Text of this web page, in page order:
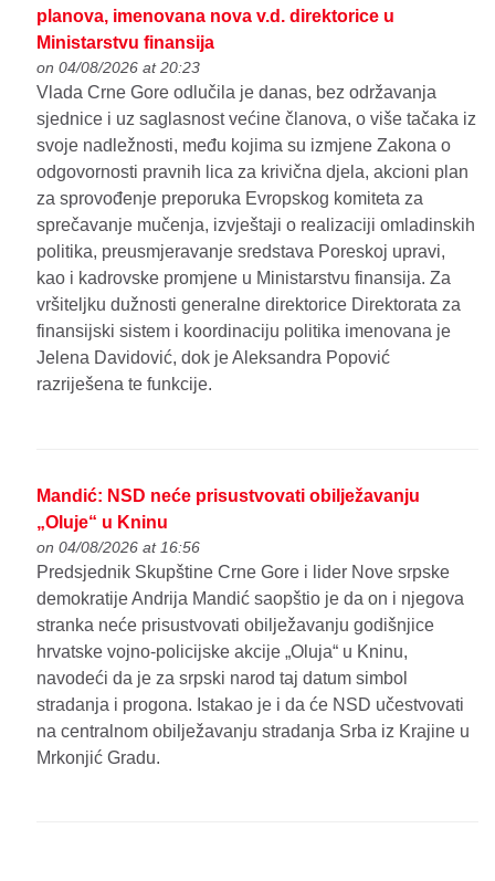
planova, imenovana nova v.d. direktorice u
Ministarstvu finansija
on 04/08/2026 at 20:23
Vlada Crne Gore odlučila je danas, bez održavanja
sjednice i uz saglasnost većine članova, o više tačaka iz
svoje nadležnosti, među kojima su izmjene Zakona o
odgovornosti pravnih lica za krivična djela, akcioni plan
za sprovođenje preporuka Evropskog komiteta za
sprečavanje mučenja, izvještaji o realizaciji omladinskih
politika, preusmjeravanje sredstava Poreskoj upravi,
kao i kadrovske promjene u Ministarstvu finansija. Za
vršiteljku dužnosti generalne direktorice Direktorata za
finansijski sistem i koordinaciju politika imenovana je
Jelena Davidović, dok je Aleksandra Popović
razriješena te funkcije.
Mandić: NSD neće prisustvovati obilježavanju
„Oluje“ u Kninu
on 04/08/2026 at 16:56
Predsjednik Skupštine Crne Gore i lider Nove srpske
demokratije Andrija Mandić saopštio je da on i njegova
stranka neće prisustvovati obilježavanju godišnjice
hrvatske vojno-policijske akcije „Oluja“ u Kninu,
navodeći da je za srpski narod taj datum simbol
stradanja i progona. Istakao je i da će NSD učestvovati
na centralnom obilježavanju stradanja Srba iz Krajine u
Mrkonjić Gradu.